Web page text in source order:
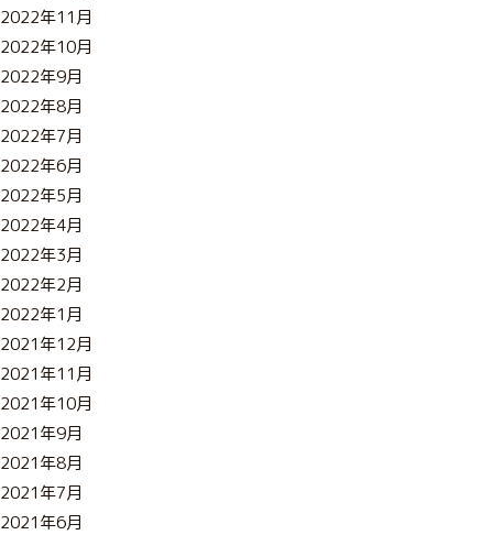
2022年11月
2022年10月
2022年9月
2022年8月
2022年7月
2022年6月
2022年5月
2022年4月
2022年3月
2022年2月
2022年1月
2021年12月
2021年11月
2021年10月
2021年9月
2021年8月
2021年7月
2021年6月